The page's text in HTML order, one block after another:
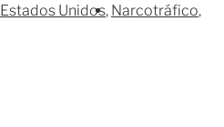
Estados Unidos Narcotráfico